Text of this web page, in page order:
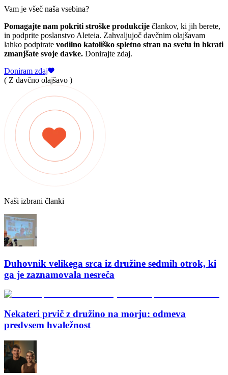
Vam je všeč naša vsebina?
Pomagajte nam pokriti stroške produkcije člankov, ki jih berete,
in podprite poslanstvo Aleteia. Zahvaljujoč davčnim olajšavam
lahko podpirate vodilno katoliško spletno stran na svetu in hkrati
zmanjšate svoje davke. Donirajte zdaj.
Doniram zdaj
( Z davčno olajšavo )
Naši izbrani članki
Duhovnik velikega srca iz družine sedmih otrok, ki
ga je zaznamovala nesreča
Nekateri prvič z družino na morju: odmeva
predvsem hvaležnost